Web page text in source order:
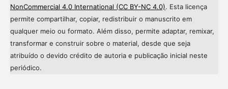
NonCommercial 4.0 International (CC BY-NC 4.0). Esta licença
permite compartilhar, copiar, redistribuir o manuscrito em
qualquer meio ou formato. Além disso, permite adaptar, remixar,
transformar e construir sobre o material, desde que seja
atribuído o devido crédito de autoria e publicação inicial neste
periódico.